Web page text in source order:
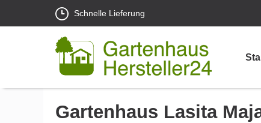
Schnelle Lieferung
Gartenhaus Lasita